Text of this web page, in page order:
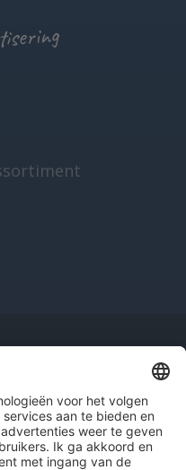
Disclaimer Colofon